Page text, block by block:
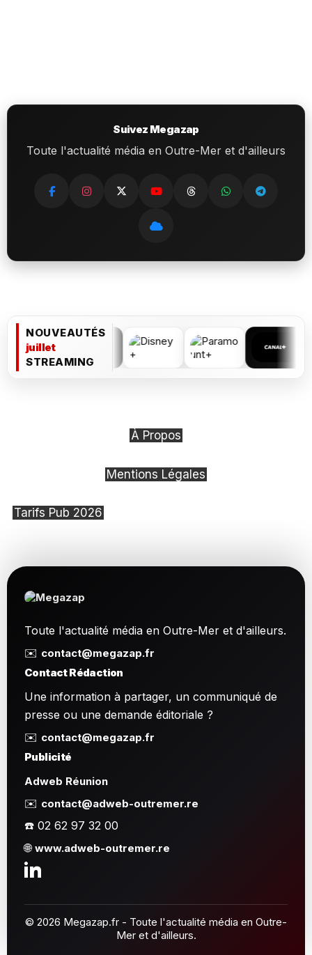
Suivez Megazap
Toute l'actualité média en Outre-Mer et d'ailleurs
NOUVEAUTÉS
juillet
STREAMING
À Propos
Mentions Légales
Tarifs Pub 2026
Toute l'actualité média en Outre-Mer et d'ailleurs.
✉️ contact@megazap.fr
Contact Rédaction
Une information à partager, un communiqué de
presse ou une demande éditoriale ?
✉️ contact@megazap.fr
Publicité
Adweb Réunion
✉️ contact@adweb-outremer.re
☎️ 02 62 97 32 00
🌐www.adweb-outremer.re
© 2026 Megazap.fr - Toute l'actualité média en Outre-
Mer et d'ailleurs.